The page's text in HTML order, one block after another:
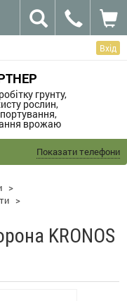
Вхід
грунту,
рослин,
врожаю
Показати телефони
>
>
KRONOS